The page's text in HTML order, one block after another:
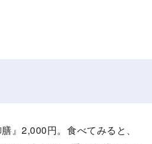
』2,000円。食べてみると、